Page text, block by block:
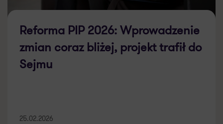
Reforma PIP 2026: Wprowadzenie
zmian coraz bliżej, projekt trafił do
Sejmu
25.02.2026